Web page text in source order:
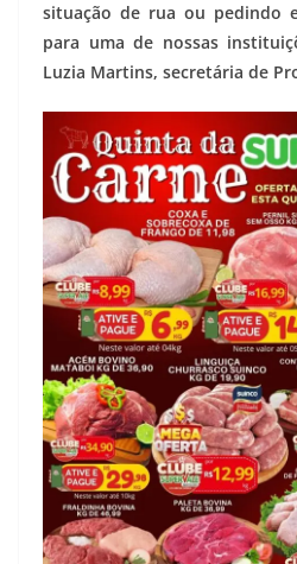
situação de rua ou pedindo
para uma de nossas
Luzia Martins, secretária de